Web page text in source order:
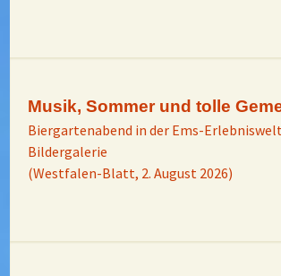
Musik, Sommer und tolle
Biergartenabend in der Ems-
Bildergalerie
(Westfalen-Blatt, 2. August 2026)